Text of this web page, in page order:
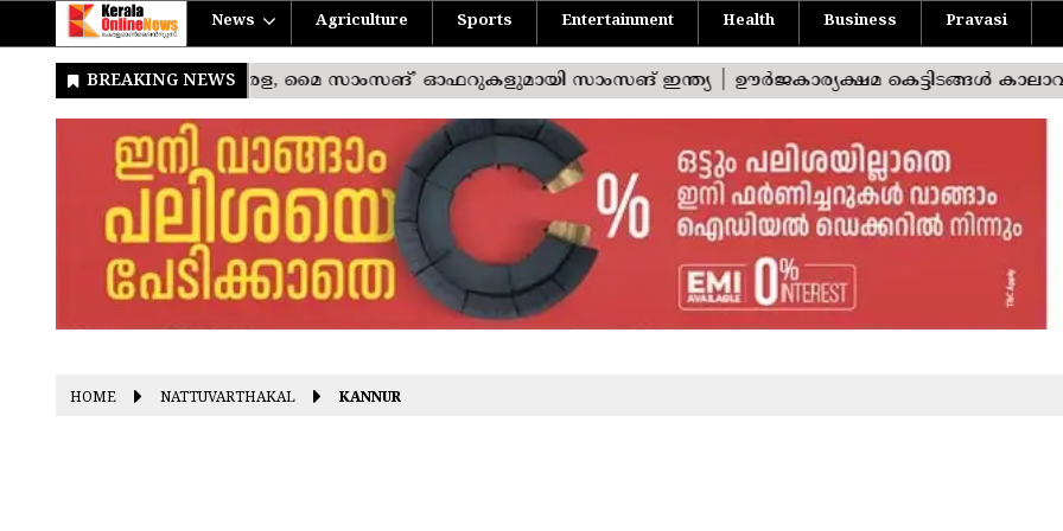
News Agriculture Sports Entertainment Health Business Pravasi
HOME NATTUVARTHAKAL KANNUR